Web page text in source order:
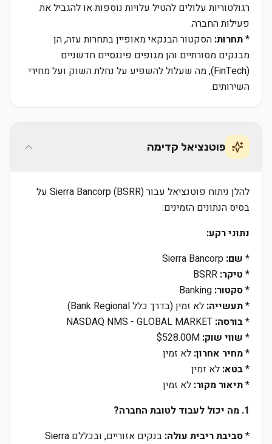
רגולטוריות עלולים להטיל עלויות נוספות או להגביל את
פעילות החברה.
*תחרות: הסקטור הבנקאי מאופיין בתחרות עזה, הן
מבנקים מסורתיים והן מגופים פיננסיים חדשניים
(FinTech), מה שעלול להשפיע על נחלת השוק ועל מחירי
השירותים.
פוטנציאל קדימה
להלן ניתוח פוטנציאל עבור Sierra Bancorp (BSRR) על
בסיס הנתונים הזמינים:
נתוני רקע:
* שם:
* טיקר:
*סקטור:
*תעשייה: לא זמין (בדרך כלל Bank Regional)
*בורסה:
* שווי שוק:
*מחיר אחרון: לא זמין
*בטא: לא זמין
*תיאור מקור: לא זמין
1. מה יכול לעבוד לטובת החברה?
*סביבת ריבית עולה:
בנקים אזוריים, ובכללם Sierra